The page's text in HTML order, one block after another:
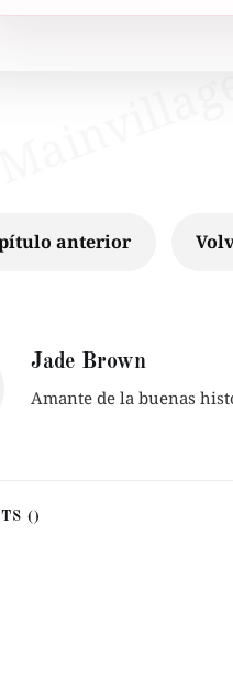
anterior
Jade Brown
Amante de la buenas
()